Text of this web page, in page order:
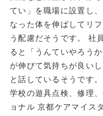
てい」を職場に設置し
なった体を伸ばしてリ
う配慮だそうです。 社
ると「うんていやろう
が伸びて気持ちが良い
と話しているそうです
学校の遊具点検、修理
ョナル 京都ケアマイス